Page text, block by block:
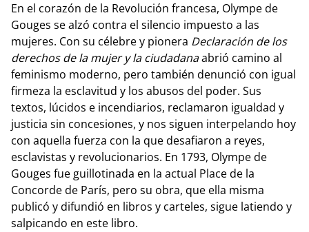
En el corazón de la Revolución francesa, Olympe de
Gouges se alzó contra el silencio impuesto a las
mujeres. Con su célebre y pionera Declaración de los
derechos de la mujer y la ciudadanaabrió camino al
feminismo moderno, pero también denunció con igual
firmeza la esclavitud y los abusos del poder. Sus
textos, lúcidos e incendiarios, reclamaron igualdad y
justicia sin concesiones, y nos siguen interpelando hoy
con aquella fuerza con la que desafiaron a reyes,
esclavistas y revolucionarios. En 1793, Olympe de
Gouges fue guillotinada en la actual Place de la
Concorde de París, pero su obra, que ella misma
publicó y difundió en libros y carteles, sigue latiendo y
salpicando en este libro.